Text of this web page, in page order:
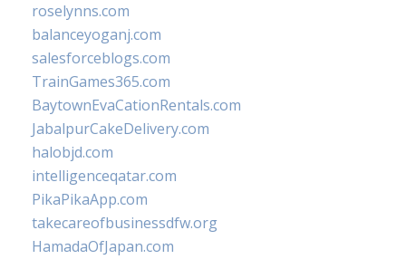
roselynns.com
balanceyoganj.com
salesforceblogs.com
TrainGames365.com
BaytownEvaCationRentals.com
JabalpurCakeDelivery.com
halobjd.com
intelligenceqatar.com
PikaPikaApp.com
takecareofbusinessdfw.org
HamadaOfJapan.com